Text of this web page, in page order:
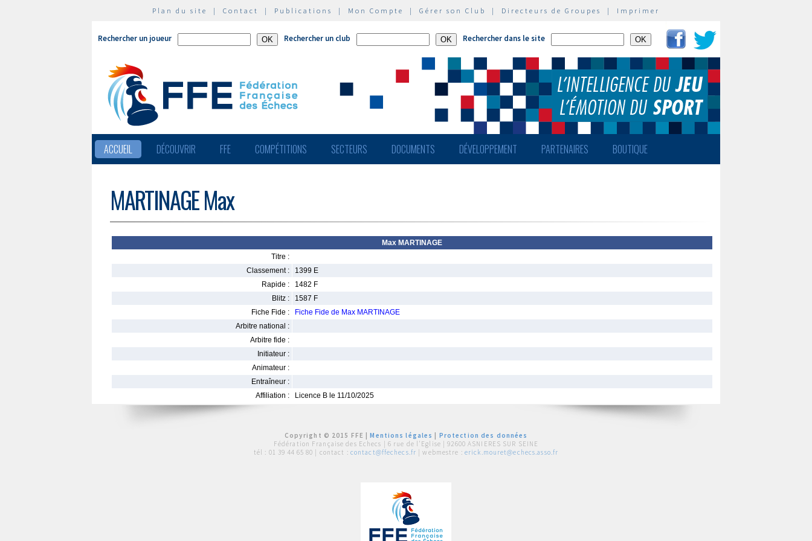
Plan du site | Contact | Publications | Mon Compte | Gérer son Club | Directeurs de Groupes | Imprimer
Rechercher un joueur Rechercher un club Rechercher dans le site
ACCUEIL DÉCOUVRIR FFE COMPÉTITIONS SECTEURS DOCUMENTS DÉVELOPPEMENT PARTENAIRES BOUTIQUE
MARTINAGE Max
Max MARTINAGE
Titre :
Classement :
1399 E
Rapide :
1482 F
Blitz :
1587 F
Fiche Fide :
Fiche Fide de Max MARTINAGE
Arbitre national :
Arbitre fide :
Initiateur :
Animateur :
Entraîneur :
Affiliation :
Licence B le 11/10/2025
Copyright © 2015 FFE |Mentions légales
Protection des données
Fédération Française des Echecs | 6 rue de l'Eglise | 92600 ASNIERES SUR SEINE
tél : 01 39 44 65 80 | contact : contact@ffechecs.fr | webmestre : erick.mouret@echecs.asso.fr